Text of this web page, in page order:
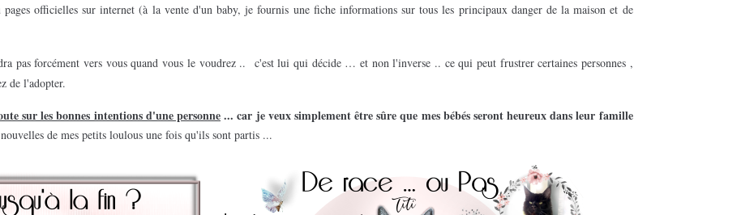
officielles sur internet (à la vente d'un baby, je fournis une ficheinformations sur tous les principaux danger de la maison et de
pas forcément vers vous quand vous le voudrez .. c'est lui qui décide … et non l'inverse .. ce qui peut frustrer certaines personnes ,
de l'adopter.
sur les bonnes intentions d'une personne... car je veux simplement être sûre que mes bébés seront heureux dans leur famille
de mes petits loulous une fois qu'ils sont partis ...